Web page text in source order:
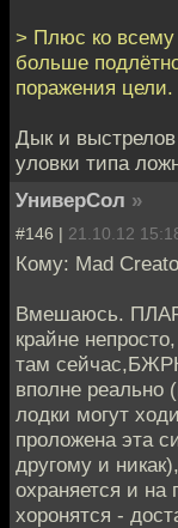
> Плюс ко
больше
поражения цели.
Дык и выстрелов
уловки типа
УниверСол »
#146 | 21.10.12
Кому: Mad
Вмешаюсь.
крайне
там
вполне реально
лодки могут
проложена эта
другому и
охраняется и на
хоронятся -